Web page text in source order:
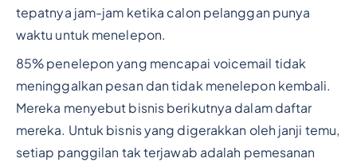
tepatnya jam-jam ketika calon pelanggan punya
waktu untuk menelepon.
85% penelepon yang mencapai voicemail tidak
meninggalkan pesan dan tidak menelepon kembali.
Mereka menyebut bisnis berikutnya dalam daftar
mereka. Untuk bisnis yang digerakkan oleh janji temu,
setiap panggilan tak terjawab adalah pemesanan